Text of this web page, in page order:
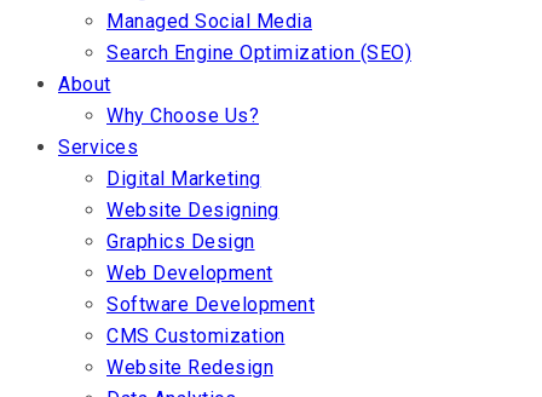
Managed Social Media
Search Engine Optimization (SEO)
About
Why Choose Us?
Services
Digital Marketing
Website Designing
Graphics Design
Web Development
Software Development
CMS Customization
Website Redesign